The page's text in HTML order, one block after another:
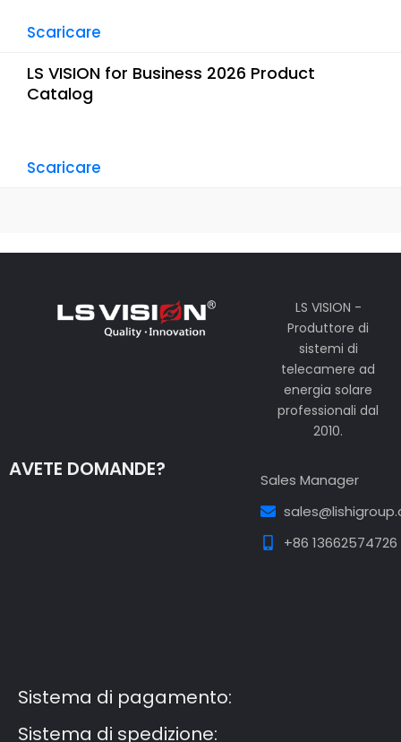
Scaricare
LS VISION for Business 2026 Product
Catalog
Scaricare
LS VISION -
Produttore di
sistemi di
telecamere ad
energia solare
professionali dal
2010.
AVETE DOMANDE?
Sales Manager
+86 13662574726
Sistema di pagamento:
Sistema di spedizione: